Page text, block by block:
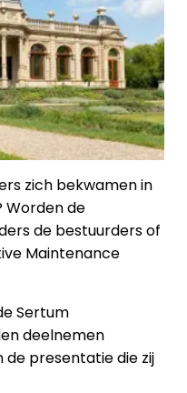
zich bekwamen in
Worden de
de bestuurders of
Maintenance
Sertum
deelnemen
de presentatie die zij